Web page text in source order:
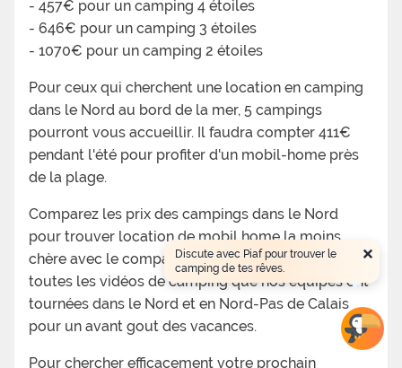
- 457€ pour un camping 4 étoiles
- 646€ pour un camping 3 étoiles
- 1070€ pour un camping 2 étoiles
Pour ceux qui cherchent une location en camping
dans le Nord au bord de la mer, 5 campings
pourront vous accueillir. Il faudra compter 411€
pendant l'été pour profiter d'un mobil-home près
de la plage.
Comparez les prix des campings dans le Nord
pour trouver location de mobil home la moins
chère avec le comparateur Toocamp. Profitez de
toutes les vidéos de camping que nos équipes ont
tournées dans le Nord et en Nord-Pas de Calais
pour un avant gout des vacances.
Pour chercher efficacement votre prochain
×
Discute avec Piaf pour trouver le
camping de tes rêves.